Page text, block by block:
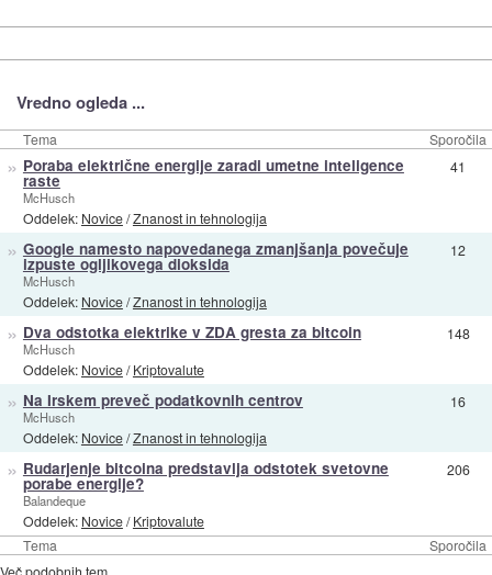
Vredno ogleda ...
Tema Sporočila
Tema Sporočila
» Poraba električne energije zaradi umetne inteligence
raste
McHusch
Oddelek: Novice/Znanost in tehnologija
41
» Google namesto napovedanega zmanjšanja povečuje
izpuste ogljikovega dioksida
McHusch
Oddelek: Novice/Znanost in tehnologija
12
» Dva odstotka elektrike v ZDA gresta za bitcoin
McHusch
Oddelek: Novice/Kriptovalute
148
» Na Irskem preveč podatkovnih centrov
McHusch
Oddelek: Novice/Znanost in tehnologija
16
» Rudarjenje bitcoina predstavlja odstotek svetovne
porabe energije?
Balandeque
Oddelek: Novice/Kriptovalute
206
Več podobnih tem